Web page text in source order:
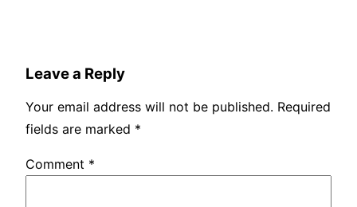
Leave a Reply
Your email address will not be published. Required
fields are marked *
Comment *